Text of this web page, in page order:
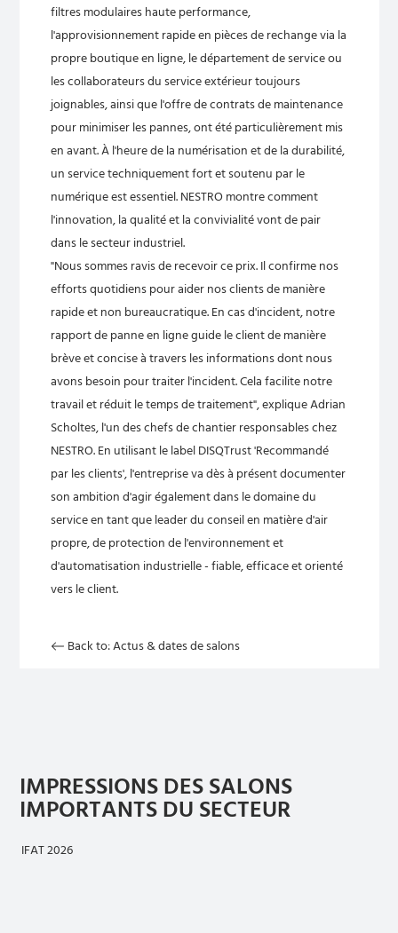
filtres modulaires haute performance,
l'approvisionnement rapide en pièces de rechange via la
propre boutique en ligne, le département de service ou
les collaborateurs du service extérieur toujours
joignables, ainsi que l'offre de contrats de maintenance
pour minimiser les pannes, ont été particulièrement mis
en avant. À l'heure de la numérisation et de la durabilité,
un service techniquement fort et soutenu par le
numérique est essentiel. NESTRO montre comment
l'innovation, la qualité et la convivialité vont de pair
dans le secteur industriel.
"Nous sommes ravis de recevoir ce prix. Il confirme nos
efforts quotidiens pour aider nos clients de manière
rapide et non bureaucratique. En cas d'incident, notre
rapport de panne en ligne guide le client de manière
brève et concise à travers les informations dont nous
avons besoin pour traiter l'incident. Cela facilite notre
travail et réduit le temps de traitement", explique Adrian
Scholtes, l'un des chefs de chantier responsables chez
NESTRO. En utilisant le label DISQTrust 'Recommandé
par les clients', l'entreprise va dès à présent documenter
son ambition d'agir également dans le domaine du
service en tant que leader du conseil en matière d'air
propre, de protection de l'environnement et
d'automatisation industrielle - fiable, efficace et orienté
vers le client.
Back to: Actus & dates de salons
IMPRESSIONS DES SALONS
IMPORTANTS DU SECTEUR
IFAT 2026